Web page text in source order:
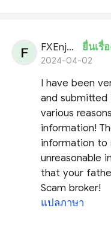
FXEnjoyment ยื่นเรื่
2024-04-02
I have been
and submitted
various
information!
information to
unreasonable
that your
Scam broker!
แปลภาษา